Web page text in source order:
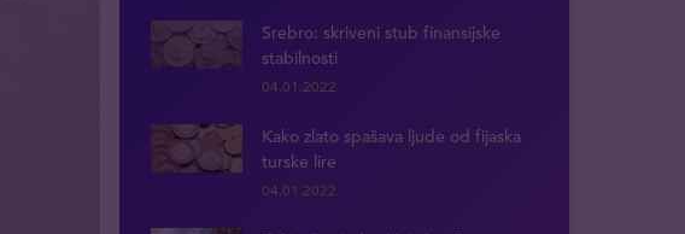
Srebro: skriveni stub finansijske
stabilnosti
04.01.2022
Kako zlato spašava ljude od fijaska
turske lire
04.01.2022